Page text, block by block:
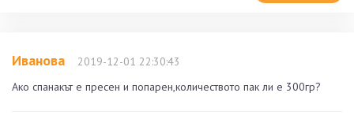
Иванова
2019-12-01 22:30:43
Ако спанакът е пресен и попарен,количеството пак ли е 300гр?